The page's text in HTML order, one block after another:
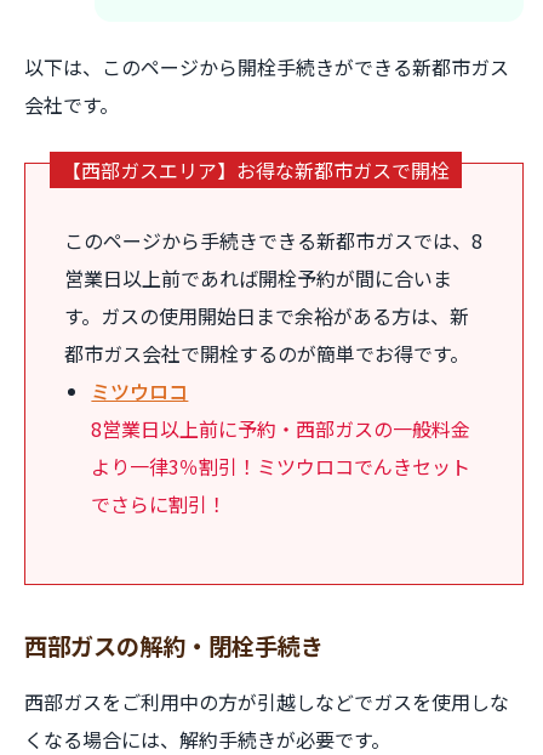
以下は、このページから開栓手続きができる新都市ガス
会社です。
【西部ガスエリア】お得な新都市ガスで開栓
このページから手続きできる新都市ガスでは、8
営業日以上前であれば開栓予約が間に合いま
す。ガスの使用開始日まで余裕がある方は、新
都市ガス会社で開栓するのが簡単でお得です。
ミツウロコ
8営業日以上前に予約・西部ガスの一般料金
より一律3％割引！ミツウロコでんきセット
でさらに割引！
西部ガスの解約・閉栓手続き
西部ガスをご利用中の方が引越しなどでガスを使用しな
くなる場合には、解約手続きが必要です。